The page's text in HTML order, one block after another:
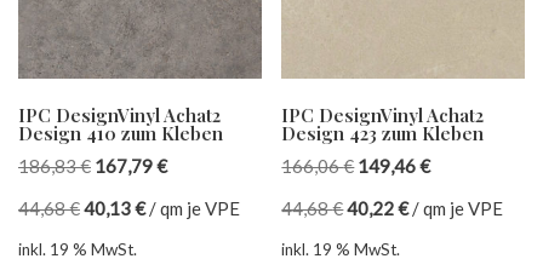
IPC DesignVinyl Achat2
Design 410 zum Kleben
186,83€ 167,79€
44,68€40,13€/qm je VPE
inkl. 19 % MwSt.
IPC DesignVinyl Achat2
Design 423 zum Kleben
166,06€ 149,46€
44,68€40,22€/qm je VPE
inkl. 19 % MwSt.